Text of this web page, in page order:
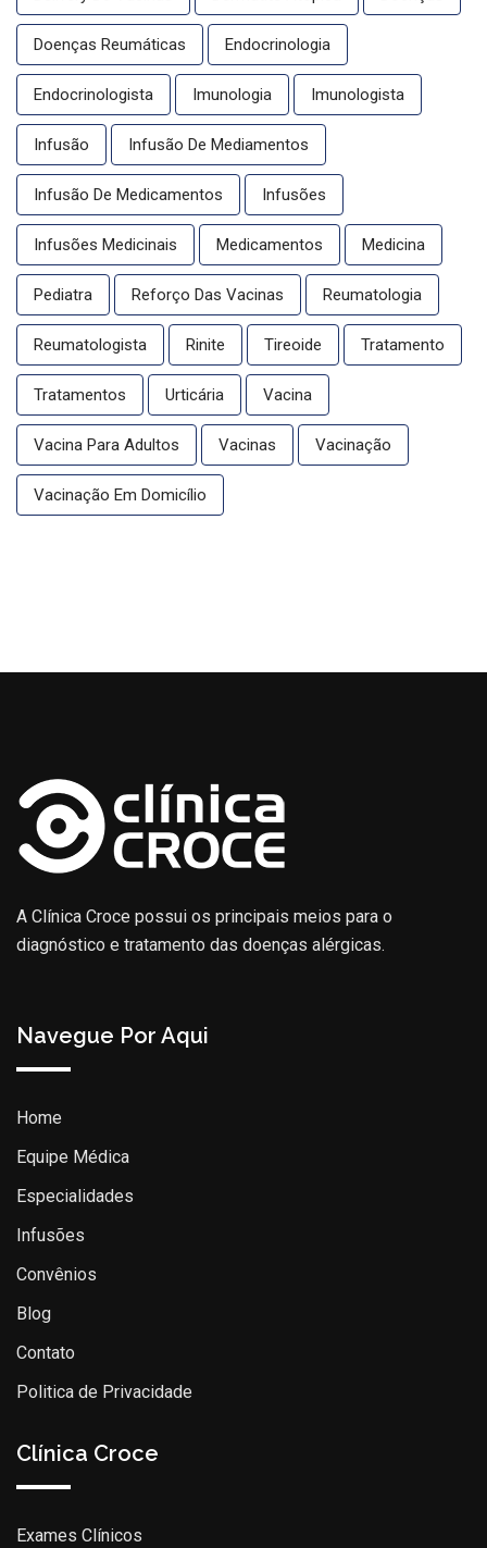
Doenças Reumáticas Endocrinologia
Endocrinologista Imunologia Imunologista
Infusão Infusão De Mediamentos
Infusão De Medicamentos Infusões
Infusões Medicinais Medicamentos Medicina
Pediatra Reforço Das Vacinas Reumatologia
Reumatologista Rinite Tireoide Tratamento
Tratamentos Urticária Vacina
Vacina Para Adultos Vacinas Vacinação
Vacinação Em Domicílio
A Clínica Croce possui os principais meios para o
diagnóstico e tratamento das doenças alérgicas.
Navegue Por Aqui
Home
Equipe Médica
Especialidades
Infusões
Convênios
Blog
Contato
Politica de Privacidade
Clínica Croce
Exames Clínicos